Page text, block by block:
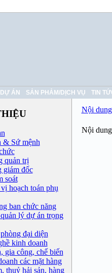
DỰ ÁN SẢN PHẢM/DỊCH VỤ TIN
& Sứ mệnh
quản trị
giám đốc
soát
hoạch toán phụ
ban chức năng
lý dự án trọng
đại diện
kinh doanh
gia công, chế biến
các mặt hàng
thuỷ hải sản, hàng
Nội
Nội